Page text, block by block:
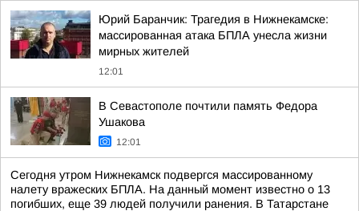
Юрий Баранчик: Трагедия в Нижнекамске:
массированная атака БПЛА унесла жизни
мирных жителей
12:01
В Севастополе почтили память Федора
Ушакова
12:01
Сегодня утром Нижнекамск подвергся массированному
налету вражеских БПЛА. На данный момент известно о 13
погибших, еще 39 людей получили ранения. В Татарстане